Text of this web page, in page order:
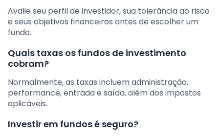
Avalie seu perfil de investidor, sua tolerância ao risco
e seus objetivos financeiros antes de escolher um
fundo.
Quais taxas os fundos de investimento
cobram?
Normalmente, as taxas incluem administração,
performance, entrada e saída, além dos impostos
aplicáveis.
Investir em fundos é seguro?